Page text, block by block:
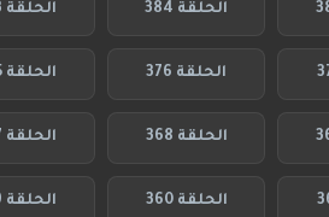
الحلقة 384 الحلقة 383
الحلقة 376 الحلقة 375
الحلقة 368 الحلقة 367
الحلقة 360 الحلقة 359